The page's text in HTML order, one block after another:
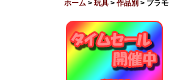
ホーム > 玩具 > 作品別 > プラ